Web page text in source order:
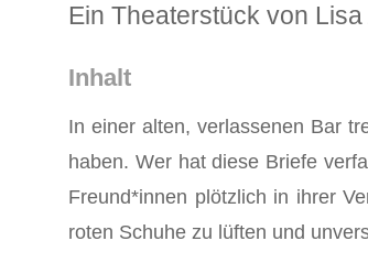
Ein Theaterstück von
Inhalt
In einer alten, verlassenen Bar
haben. Wer hat diese Briefe
Freund*innen plötzlich in ihrer
roten Schuhe zu lüften und